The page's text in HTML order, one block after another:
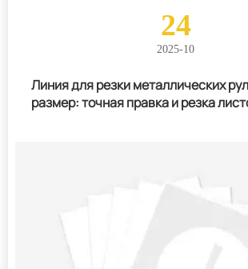
24
2025-10
Линия для резки металлических
размер: точная правка и резка